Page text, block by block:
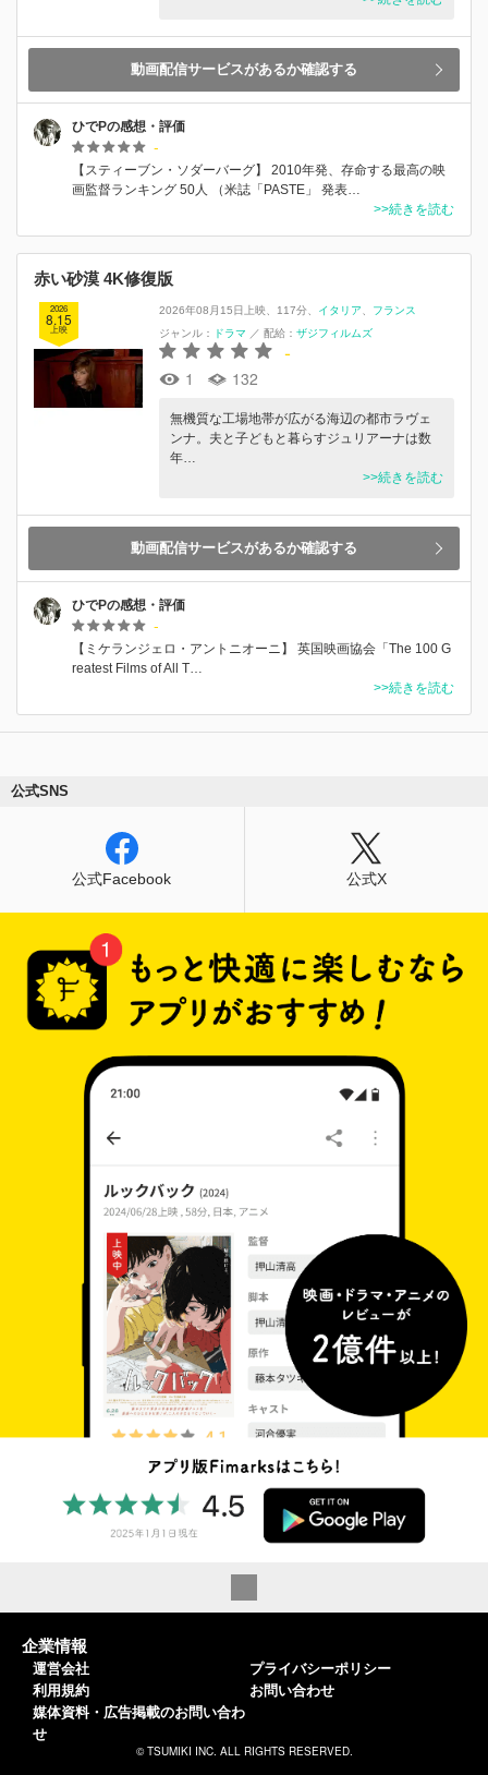
動画配信サービスがあるか確認する
ひでPの感想・評価
-
【スティーブン・ソダーバーグ】 2010年発、存命する最高の映
画監督ランキング 50人 （米誌「PASTE」 発表…
>>続きを読む
赤い砂漠 4K修復版
2026
8.15
上映
2026年08月15日上映 117分 イタリア
フランス
ジャンル：
ドラマ ／ 配給： ザジフィルムズ
-
1 132
無機質な工場地帯が広がる海辺の都市ラヴェ
ンナ。夫と子どもと暮らすジュリアーナは数
年…
>>続きを読む
動画配信サービスがあるか確認する
ひでPの感想・評価
-
【ミケランジェロ・アントニオーニ】 英国映画協会「The 100 G
reatest Films of All T…
>>続きを読む
公式SNS
公式Facebook 公式X
企業情報
運営会社
利用規約
媒体資料・広告掲載のお問い合わ
せ
プライバシーポリシー
お問い合わせ
© TSUMIKI INC. ALL RIGHTS RESERVED.